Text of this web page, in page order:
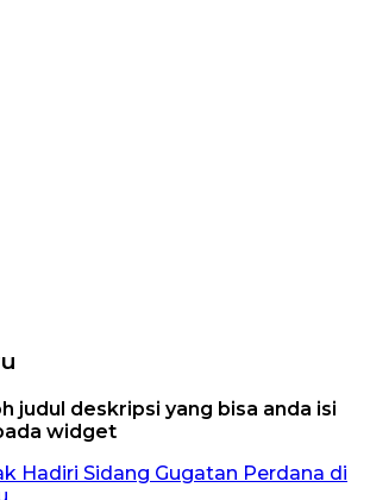
judul deskripsi yang bisa anda isi
widget